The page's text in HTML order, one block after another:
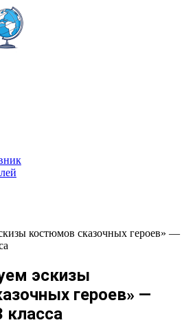
костюмов сказочных героев» —
эскизы
героев» —
класса